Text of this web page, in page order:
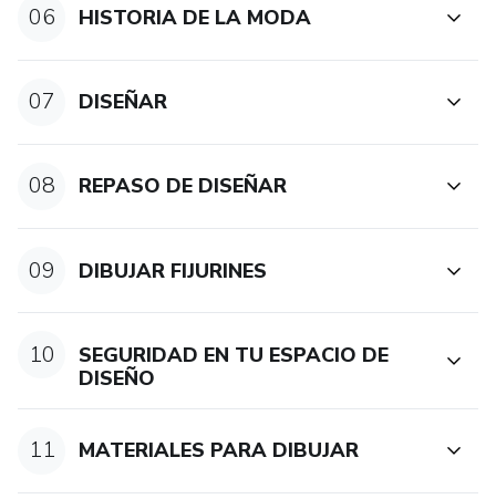
06 HISTORIA DE LA MODA
07 DISEÑAR
08 REPASO DE DISEÑAR
09 DIBUJAR FIJURINES
10
SEGURIDAD EN TU ESPACIO DE
DISEÑO
11 MATERIALES PARA DIBUJAR